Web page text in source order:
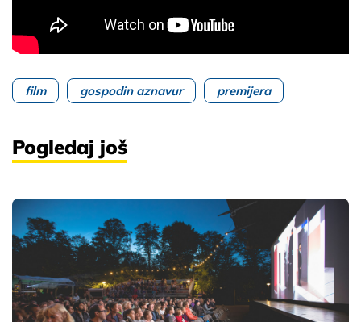
film gospodin aznavur premijera
Pogledaj još